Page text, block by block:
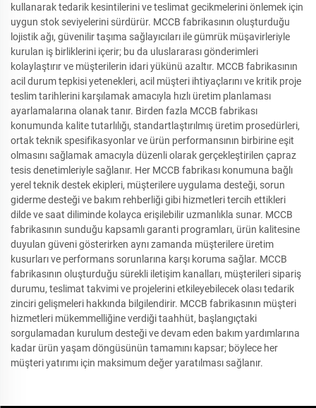
kullanarak tedarik kesintilerini ve teslimat gecikmelerini önlemek için
uygun stok seviyelerini sürdürür. MCCB fabrikasının oluşturduğu
lojistik ağı, güvenilir taşıma sağlayıcıları ile gümrük müşavirleriyle
kurulan iş birliklerini içerir; bu da uluslararası gönderimleri
kolaylaştırır ve müşterilerin idari yükünü azaltır. MCCB fabrikasının
acil durum tepkisi yetenekleri, acil müşteri ihtiyaçlarını ve kritik proje
teslim tarihlerini karşılamak amacıyla hızlı üretim planlaması
ayarlamalarına olanak tanır. Birden fazla MCCB fabrikası
konumunda kalite tutarlılığı, standartlaştırılmış üretim prosedürleri,
ortak teknik spesifikasyonlar ve ürün performansının birbirine eşit
olmasını sağlamak amacıyla düzenli olarak gerçekleştirilen çapraz
tesis denetimleriyle sağlanır. Her MCCB fabrikası konumuna bağlı
yerel teknik destek ekipleri, müşterilere uygulama desteği, sorun
giderme desteği ve bakım rehberliği gibi hizmetleri tercih ettikleri
dilde ve saat diliminde kolayca erişilebilir uzmanlıkla sunar. MCCB
fabrikasının sunduğu kapsamlı garanti programları, ürün kalitesine
duyulan güveni gösterirken aynı zamanda müşterilere üretim
kusurları ve performans sorunlarına karşı koruma sağlar. MCCB
fabrikasının oluşturduğu sürekli iletişim kanalları, müşterileri sipariş
durumu, teslimat takvimi ve projelerini etkileyebilecek olası tedarik
zinciri gelişmeleri hakkında bilgilendirir. MCCB fabrikasının müşteri
hizmetleri mükemmelliğine verdiği taahhüt, başlangıçtaki
sorgulamadan kurulum desteği ve devam eden bakım yardımlarına
kadar ürün yaşam döngüsünün tamamını kapsar; böylece her
müşteri yatırımı için maksimum değer yaratılması sağlanır.